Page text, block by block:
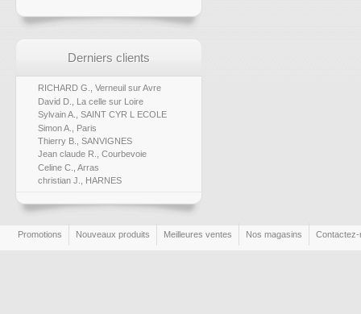
Derniers clients
RICHARD G., Verneuil sur Avre
David D., La celle sur Loire
Sylvain A., SAINT CYR L ECOLE
Simon A., Paris
Thierry B., SANVIGNES
Jean claude R., Courbevoie
Celine C., Arras
christian J., HARNES
Promotions Nouveaux produits Meilleures ventes Nos magasins Contactez-